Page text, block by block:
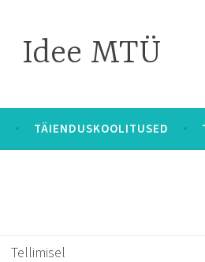
Idee MTÜ
TÄIENDUSKOOLITUSED
Tellimisel